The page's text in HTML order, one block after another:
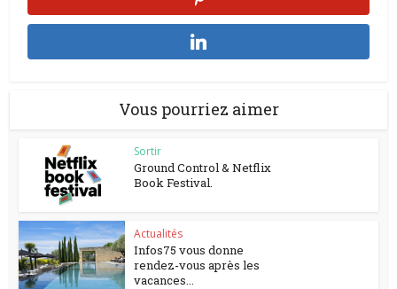
Vous pourriez aimer
Sortir
Ground Control & Netflix
Book Festival.
Actualités
Infos75 vous donne
rendez-vous après les
vacances...